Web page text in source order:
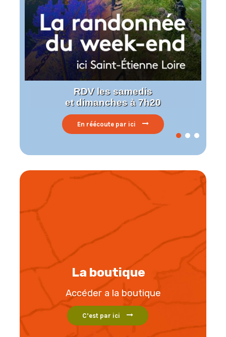
En réécoute par ici
RDV les samedis
et dimanches à 7h20
La boutique
Accéder a la boutique
C’est par ici